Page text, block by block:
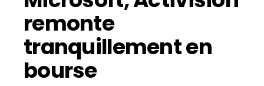
remonte
tranquillement en
bourse